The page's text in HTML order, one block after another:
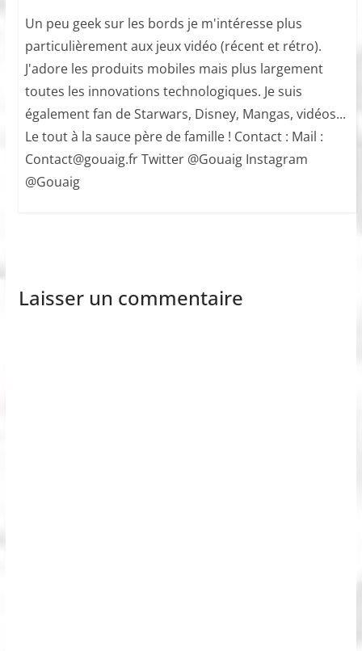
Un peu geek sur les bords je m'intéresse plus
particulièrement aux jeux vidéo (récent et rétro).
J'adore les produits mobiles mais plus largement
toutes les innovations technologiques. Je suis
également fan de Starwars, Disney, Mangas, vidéos...
Le tout à la sauce père de famille ! Contact : Mail :
Contact@gouaig.fr Twitter @Gouaig Instagram
@Gouaig
Laisser un commentaire